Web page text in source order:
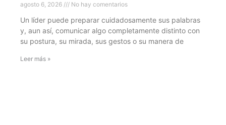
agosto 6, 2026 No hay comentarios
Un líder puede preparar cuidadosamente sus palabras
y, aun así, comunicar algo completamente distinto con
su postura, su mirada, sus gestos o su manera de
Leer más »